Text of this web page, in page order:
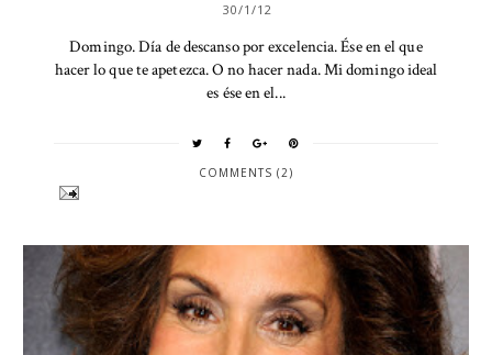
30/1/12
Domingo. Día de descanso por excelencia. Ése en el que
hacer lo que te apetezca. O no hacer nada. Mi domingo ideal
es ése en el...
COMMENTS (2)